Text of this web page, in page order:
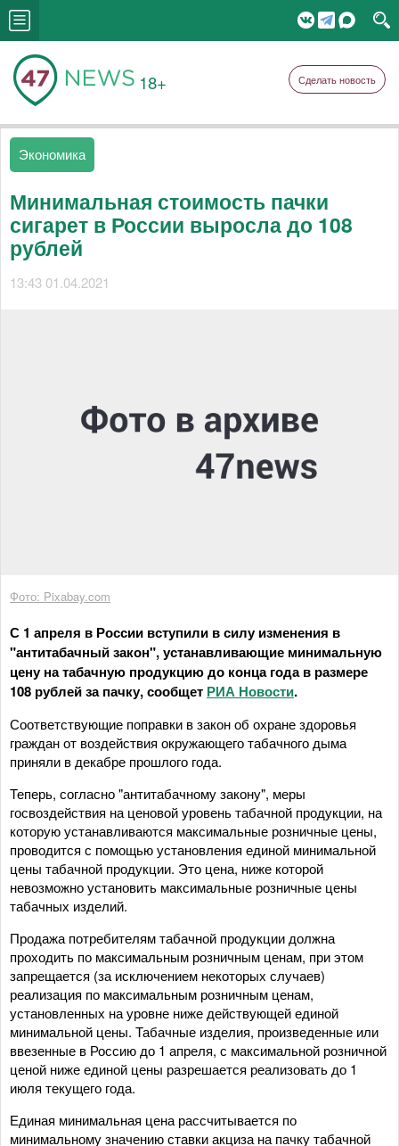
18+ Сделать новость
Экономика
Минимальная стоимость пачки
сигарет в России выросла до 108
рублей
13:43 01.04.2021
Фото: Pixabay.com
С 1 апреля в России вступили в силу изменения в
"антитабачный закон", устанавливающие минимальную
цену на табачную продукцию до конца года в размере
108 рублей за пачку, сообщет РИА Новости.
Соответствующие поправки в закон об охране здоровья
граждан от воздействия окружающего табачного дыма
приняли в декабре прошлого года.
Теперь, согласно "антитабачному закону", меры
госвоздействия на ценовой уровень табачной продукции, на
которую устанавливаются максимальные розничные цены,
проводится с помощью установления единой минимальной
цены табачной продукции. Это цена, ниже которой
невозможно установить максимальные розничные цены
табачных изделий.
Продажа потребителям табачной продукции должна
проходить по максимальным розничным ценам, при этом
запрещается (за исключением некоторых случаев)
реализация по максимальным розничным ценам,
установленных на уровне ниже действующей единой
минимальной цены. Табачные изделия, произведенные или
ввезенные в Россию до 1 апреля, с максимальной розничной
ценой ниже единой цены разрешается реализовать до 1
июля текущего года.
Единая минимальная цена рассчитывается по
минимальному значению ставки акциза на пачку табачной